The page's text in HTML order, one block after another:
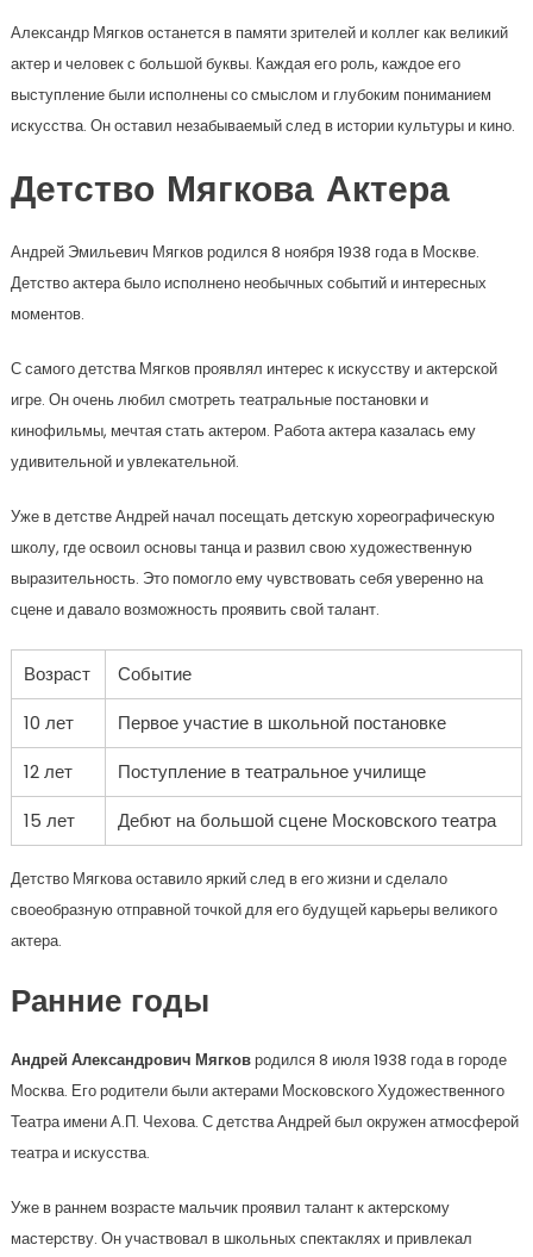
Александр Мягков останется в памяти зрителей и коллег как великий
актер и человек с большой буквы. Каждая его роль, каждое его
выступление были исполнены со смыслом и глубоким пониманием
искусства. Он оставил незабываемый след в истории культуры и кино.
Детство Мягкова Актера
Андрей Эмильевич Мягков родился 8 ноября 1938 года в Москве.
Детство актера было исполнено необычных событий и интересных
моментов.
С самого детства Мягков проявлял интерес к искусству и актерской
игре. Он очень любил смотреть театральные постановки и
кинофильмы, мечтая стать актером. Работа актера казалась ему
удивительной и увлекательной.
Уже в детстве Андрей начал посещать детскую хореографическую
школу, где освоил основы танца и развил свою художественную
выразительность. Это помогло ему чувствовать себя уверенно на
сцене и давало возможность проявить свой талант.
Возраст
Событие
10 лет
Первое участие в школьной постановке
12 лет
Поступление в театральное училище
15 лет
Дебют на большой сцене Московского театра
Детство Мягкова оставило яркий след в его жизни и сделало
своеобразную отправной точкой для его будущей карьеры великого
актера.
Ранние годы
Андрей Александрович Мягковродился 8 июля 1938 года в городе
Москва. Его родители были актерами Московского Художественного
Театра имени А.П. Чехова. С детства Андрей был окружен атмосферой
театра и искусства.
Уже в раннем возрасте мальчик проявил талант к актерскому
мастерству. Он участвовал в школьных спектаклях и привлекал